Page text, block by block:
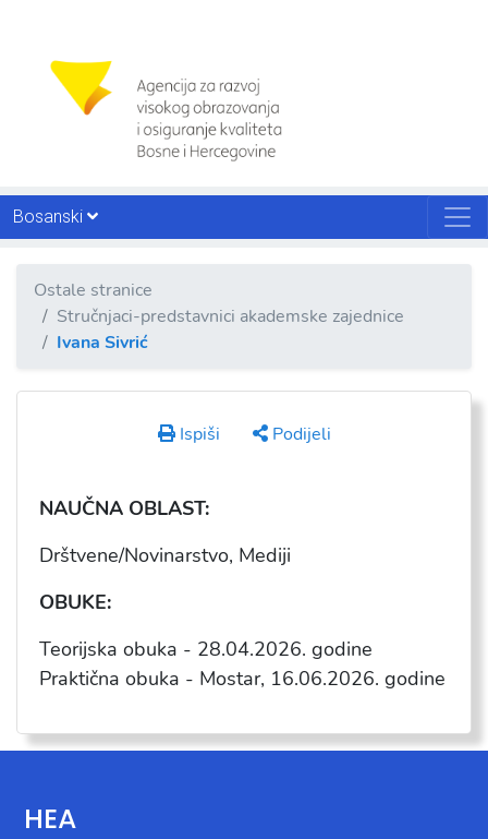
Bosanski
Ostale stranice
Stručnjaci-predstavnici akademske zajednice
Ivana Sivrić
Ispiši Podijeli
NAUČNA OBLAST:
Drštvene/Novinarstvo, Mediji
OBUKE:
Teorijska obuka - 28.04.2026. godine
Praktična obuka - Mostar, 16.06.2026. godine
HEA